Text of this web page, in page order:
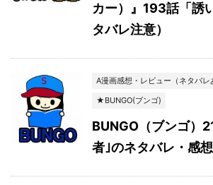
カー）』193話「誘
タバレ注意）
A漫画感想・レビュー（ネタバレ
★BUNGO(ブンゴ)
BUNGO（ブンゴ）
者｣のネタバレ・感想